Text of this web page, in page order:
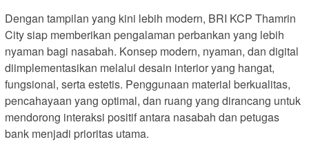
Dengan tampilan yang kini lebih modern, BRI KCP Thamrin
City siap memberikan pengalaman perbankan yang lebih
nyaman bagi nasabah. Konsep modern, nyaman, dan digital
diimplementasikan melalui desain interior yang hangat,
fungsional, serta estetis. Penggunaan material berkualitas,
pencahayaan yang optimal, dan ruang yang dirancang untuk
mendorong interaksi positif antara nasabah dan petugas
bank menjadi prioritas utama.